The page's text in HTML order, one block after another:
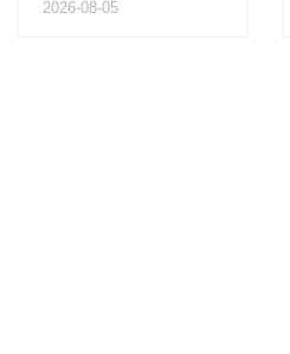
2026-08-05